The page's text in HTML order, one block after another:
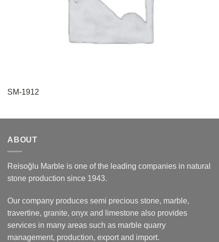
SM-1912
ABOUT
Reisoğlu Marble is one of the leading companies in natural
stone production since 1943.
Our company produces semi precious stone, marble,
travertine, granite, onyx and limestone also provides
services in many areas such as marble quarry
management, production, export and import.